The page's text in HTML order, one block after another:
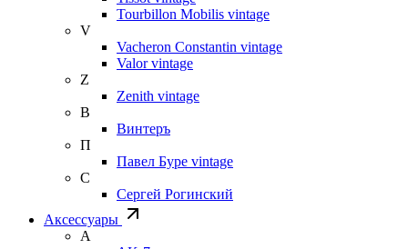
Tourbillon Mobilis vintage
V
Vacheron Constantin vintage
Valor vintage
Z
Zenith vintage
В
Винтеръ
П
Павел Буре vintage
С
Сергей Рогинский
Аксессуары
A